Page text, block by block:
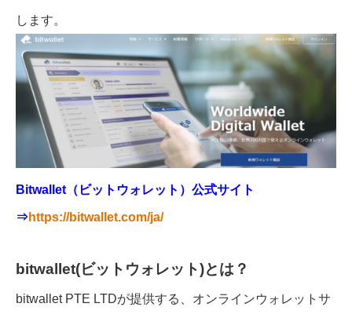
します。
Bitwallet（ビットウォレット）公式サイト
⇒https://bitwallet.com/ja/
bitwallet(ビットウォレット)とは？
bitwallet PTE LTDが提供する、オンラインウォレットサ